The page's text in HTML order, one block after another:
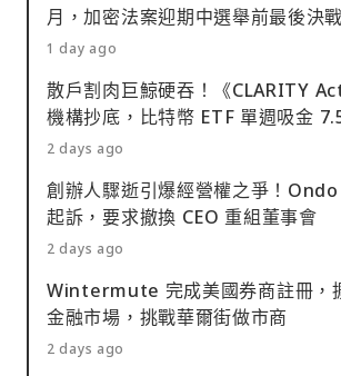
月，加密法案迎期中選舉前最後決戰
1 day ago
散戶割肉巨鯨硬吞！《CLARITY
機構抄底，比特幣 ETF 單週吸金
2 days ago
創辦人驟逝引爆經營權之爭！
起訴，要求撤換 CEO 重組董事會
2 days ago
Wintermute 完成美國券商註冊，
金融市場，挑戰華爾街做市商
2 days ago